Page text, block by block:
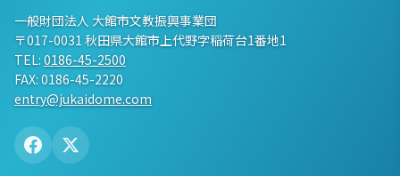
一般財団法人 大館市文教振興事業団
〒017-0031 秋田県大館市上代野字稲荷台1番地1
TEL: 0186-45-2500
FAX: 0186-45-2220
entry@jukaidome.com